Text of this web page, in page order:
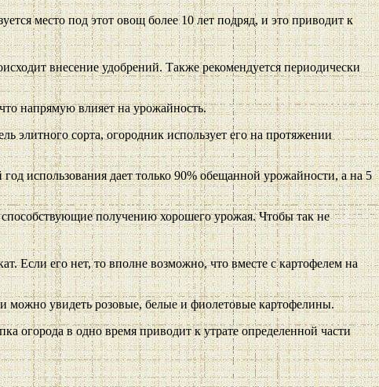
место под этот овощ более 10 лет подряд, и это приводит к
внесение удобрений. Также рекомендуется периодически
напрямую влияет на урожайность.
элитного сорта, огородник использует его на протяжении
использования дает только 90% обещанной урожайности, а на 5
способствующие получению хорошего урожая. Чтобы так не
Если его нет, то вполне возможно, что вместе с картофелем на
можно увидеть розовые, белые и фиолетовые картофелины.
огорода в одно время приводит к утрате определенной части